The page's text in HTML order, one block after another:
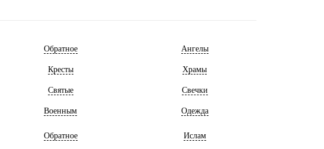
Обратное Ангелы
Кресты Храмы
Святые Свечки
Военным Одежда
Обратное Ислам